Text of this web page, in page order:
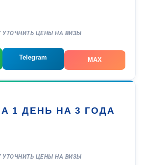
УТОЧНИТЬ ЦЕНЫ НА ВИЗЫ
Telegram MAX
1 ДЕНЬ НА 3 ГОДА
УТОЧНИТЬ ЦЕНЫ НА ВИЗЫ